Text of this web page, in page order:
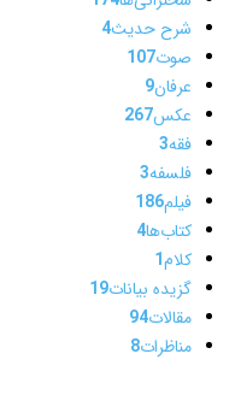
شرح حدیث4
صوت107
عرفان9
عکس267
فقه3
فلسفه3
فیلم186
کتاب‌ها4
کلام1
گزیده بیانات19
مقالات94
مناظرات8